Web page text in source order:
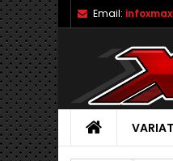
Email: